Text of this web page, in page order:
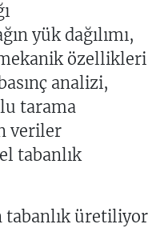
yük dağılımı,
özellikleri
analizi,
tarama
veriler
tabanlık
tabanlık üretiliyor